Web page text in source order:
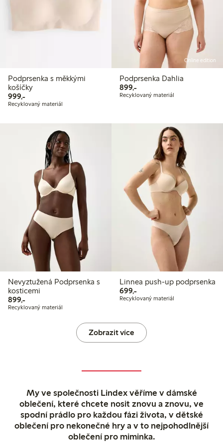
Podprsenka s měkkými
košíčky
999,-999,00 Kč
Recyklovaný materiál
Online edition
Podprsenka Dahlia
899,-899,00 Kč
Recyklovaný materiál
Nevyztužená Podprsenka s
kosticemi
899,-899,00 Kč
Recyklovaný materiál
Linnea push-up podprsenka
699,-699,00 Kč
Recyklovaný materiál
Zobrazit více
My ve společnosti Lindex věříme v dámské
oblečení, které chcete nosit znovu a znovu, ve
spodní prádlo pro každou fázi života, v dětské
oblečení pro nekonečné hry a v to nejpohodlnější
oblečení pro miminka.